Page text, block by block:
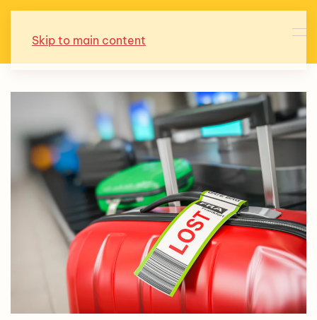
Skip to main content